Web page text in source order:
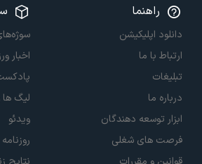
راهنما
دانلود اپلیکیشن
ارتباط با ما
تبلیغات
درباره ما
ابزار توسعه دهندگان
فرصت های شغلی
اخبار
لیگ ها
ویدئو
روزنامه